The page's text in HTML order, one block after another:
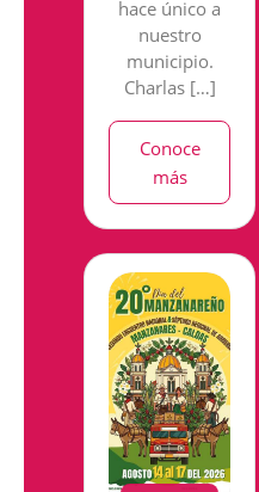
hace único a
nuestro
municipio.
Charlas […]
Conoce
más